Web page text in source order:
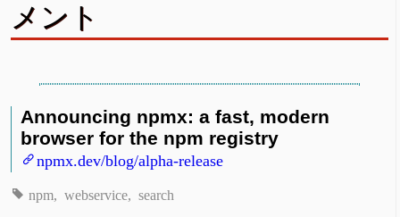
メント
Announcing npmx: a fast, modern
browser for the npm registry
npmx.dev/blog/alpha-release
npm webservice search